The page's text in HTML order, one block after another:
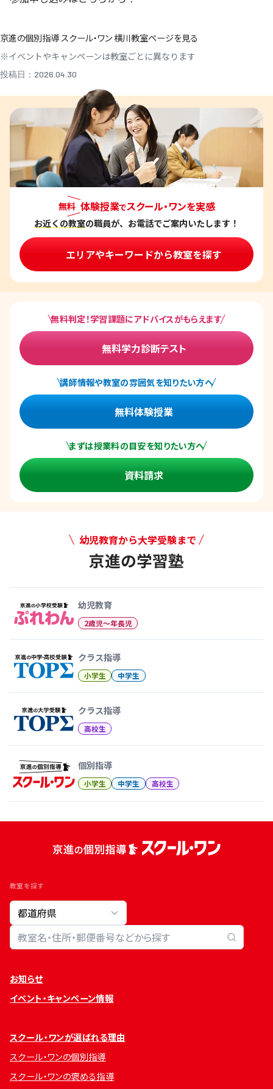
京進の個別指導 スクール・ワン 横川教室ページを見る
※イベントやキャンペーンは教室ごとに異なります
投稿日：2026.04.30
無料 体験授業でスクール・ワンを実感
お近くの教室の職員が、お電話でご案内いたします！
エリアやキーワードから教室を探す
無料判定！学習課題にアドバイスがもらえます
無料学力診断テスト
講師情報や教室の雰囲気を知りたい方へ
無料体験授業
まずは授業料の目安を知りたい方へ
資料請求
幼児教育から大学受験まで
京進の学習塾
幼児教育
2歳児〜年長児
クラス指導
小学生 中学生
クラス指導
高校生
個別指導
小学生 中学生 高校生
教室を探す
教室検索
お知らせ
イベント・キャンペーン情報
スクール・ワンが選ばれる理由
スクール・ワンの個別指導
スクール・ワンの褒める指導